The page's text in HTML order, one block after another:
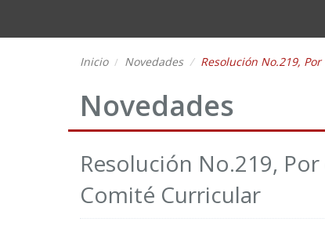
Inicio Novedades Resolución No.219,
Novedades
Resolución No.219,
Comité Curricular